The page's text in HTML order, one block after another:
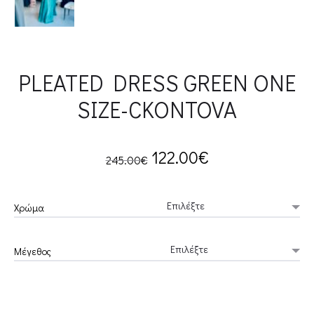
PLEATED DRESS GREEN ONE
SIZE-CKONTOVA
245.00€ Original
was:
245.00€.
122.00€Current
is:
122.00€.
Χρώμα
Μέγεθος